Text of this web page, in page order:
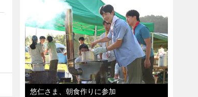
悠仁さま、朝食作りに参加